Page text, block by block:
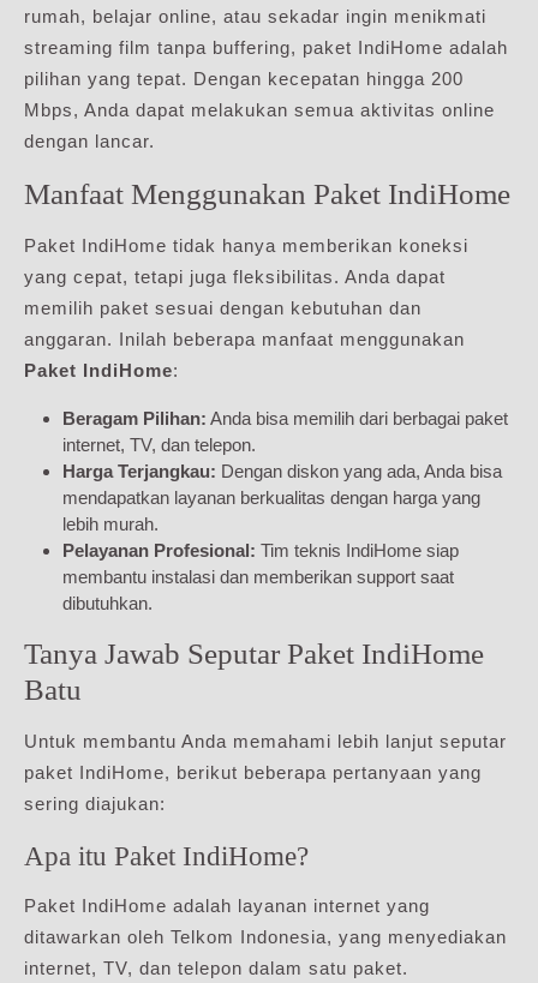
rumah, belajar online, atau sekadar ingin menikmati
streaming film tanpa buffering, paket IndiHome adalah
pilihan yang tepat. Dengan kecepatan hingga 200
Mbps, Anda dapat melakukan semua aktivitas online
dengan lancar.
Manfaat Menggunakan Paket IndiHome
Paket IndiHome tidak hanya memberikan koneksi
yang cepat, tetapi juga fleksibilitas. Anda dapat
memilih paket sesuai dengan kebutuhan dan
anggaran. Inilah beberapa manfaat menggunakan
Paket IndiHome:
Beragam Pilihan: Anda bisa memilih dari berbagai paket
internet, TV, dan telepon.
Harga Terjangkau: Dengan diskon yang ada, Anda bisa
mendapatkan layanan berkualitas dengan harga yang
lebih murah.
Pelayanan Profesional: Tim teknis IndiHome siap
membantu instalasi dan memberikan support saat
dibutuhkan.
Tanya Jawab Seputar Paket IndiHome
Batu
Untuk membantu Anda memahami lebih lanjut seputar
paket IndiHome, berikut beberapa pertanyaan yang
sering diajukan:
Apa itu Paket IndiHome?
Paket IndiHome adalah layanan internet yang
ditawarkan oleh Telkom Indonesia, yang menyediakan
internet, TV, dan telepon dalam satu paket.